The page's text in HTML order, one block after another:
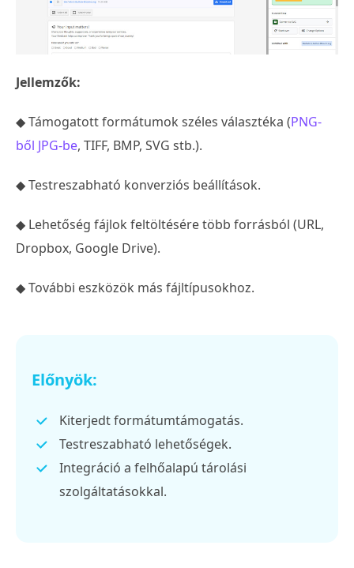
Jellemzők:
◆ Támogatott formátumok széles választéka (PNG-
ből JPG-be, TIFF, BMP, SVG stb.).
◆ Testreszabható konverziós beállítások.
◆ Lehetőség fájlok feltöltésére több forrásból (URL,
Dropbox, Google Drive).
◆ További eszközök más fájltípusokhoz.
Előnyök:
Kiterjedt formátumtámogatás.
Testreszabható lehetőségek.
Integráció a felhőalapú tárolási
szolgáltatásokkal.